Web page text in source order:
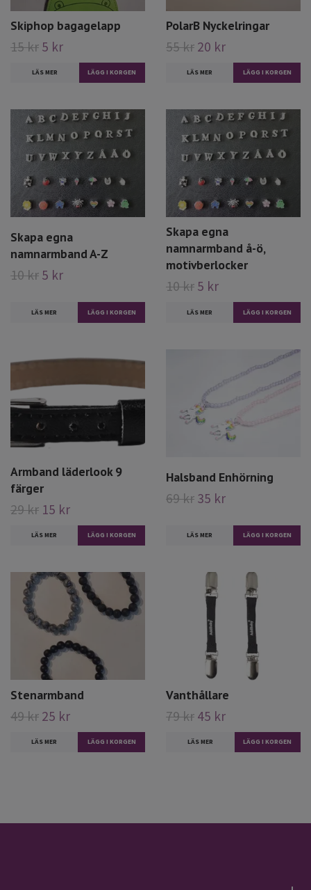
Skiphop bagagelapp
15 kr 5 kr
LÄS MER
PolarB Nyckelringar
55 kr 20 kr
LÄS MER LÄGG I KORGEN
Skapa egna
namnarmband A-Z
10 kr 5 kr
LÄS MER LÄGG I KORGEN
Skapa egna
namnarmband å-ö,
motivberlocker
10 kr 5 kr
LÄS MER LÄGG I KORGEN
Armband läderlook 9
färger
29 kr 15 kr
LÄS MER LÄGG I KORGEN
Halsband Enhörning
69 kr 35 kr
LÄS MER LÄGG I KORGEN
Stenarmband
49 kr 25 kr
LÄS MER LÄGG I KORGEN
Vanthållare
79 kr 45 kr
LÄS MER